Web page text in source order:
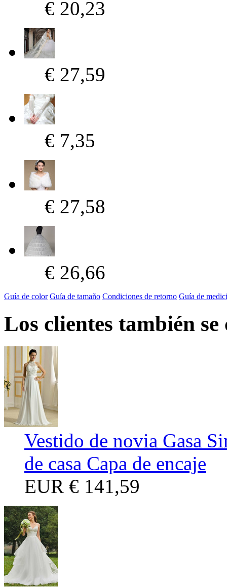
€ 20,23
€ 27,59
€ 7,35
€ 27,58
€ 26,66
Guía de color Guía de tamaño Condiciones de retorno Guía de
Los clientes también se
Vestido de novia Gasa
de casa Capa de encaje
EUR € 141,59